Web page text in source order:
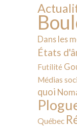
Dans les
États
Futilité
Médias
quoi
Québec